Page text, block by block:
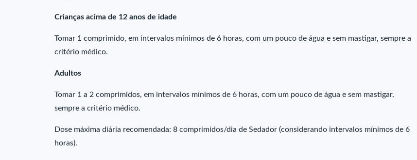
Crianças acima de 12 anos de idade
Tomar 1 comprimido, em intervalos mínimos de 6 horas, com um pouco de água e sem mastigar, sempre a
critério médico.
Adultos
Tomar 1 a 2 comprimidos, em intervalos mínimos de 6 horas, com um pouco de água e sem mastigar,
sempre a critério médico.
Dose máxima diária recomendada: 8 comprimidos/dia de Sedador (considerando intervalos mínimos de 6
horas).